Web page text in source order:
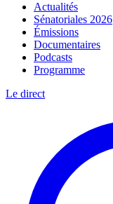
Actualités
Sénatoriales 2026
Émissions
Documentaires
Podcasts
Programme
Le direct